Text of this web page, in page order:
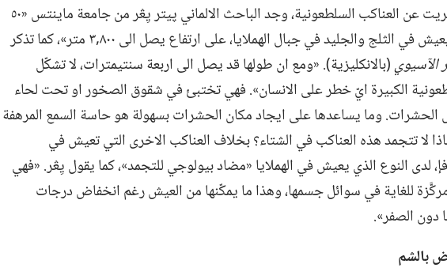
في دراسة أُجريت عن العناكب السلطعونية،‏ وجد الباحث الالماني پيتر يِڠر من جامعة ماينتس «٥٠
ضربا جديدا يعيش في الثلج والجليد في جبال الهملايا،‏ على ارتفاع يصل الى ٨٠٠‏,٣ متر»،‏ كما تذكر
الآسيوي‏(‏بالانكليزية)‏.‏ «ومع ان طولها قد يصل الى اربعة سنتيمترات،‏ لا تشكّل
الكبيرة ايّ خطر على الانسان».‏ فهي تختبئ في شقوق الصخور او تحت لحاء
الحشرات.‏ وما يساعدها على ايجاد مكان الحشرات بسهولة هو حاسة السمع المرهفة
لا تتجمد هذه العناكب في الشتاء؟‏ بخلاف العناكب الاخرى التي تعيش في
لدى النوع الذي يعيش في الهملايا «مضاد بيولوجي للتجمد»،‏ كما يقول يِڠر.‏ «فهي
للغاية في سوائل جسمها،‏ وهذا ما يمكّنها من العيش رغم انخفاض درجات
دون الصفر».‏
بالشم